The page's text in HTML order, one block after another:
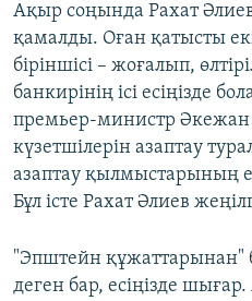
Ақыр соңында Рахат
қамалды. Оған қатысты
біріншісі – жоғалып,
банкирінің ісі есіңізде
премьер-министр
күзетшілерін азаптау
азаптау қылмыстарының
Бұл істе Рахат Әлиев
"Эпштейн құжаттарынан"
деген бар, есіңізде